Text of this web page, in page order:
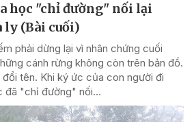
học "chỉ đường" nối lại
ly (Bài cuối)
phải dừng lại vì nhân chứng cuối
cánh rừng không còn trên bản đồ.
tên. Khi ký ức của con người đi
đã "chỉ đường" nối...